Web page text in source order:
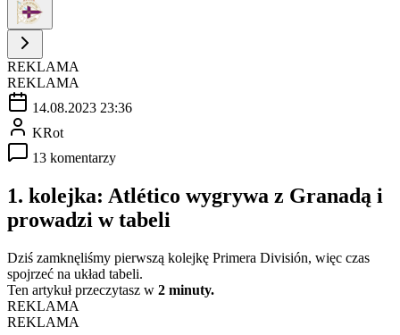
REKLAMA
REKLAMA
14.08.2023 23:36
KRot
13 komentarzy
1. kolejka: Atlético wygrywa z Granadą i
prowadzi w tabeli
Dziś zamknęliśmy pierwszą kolejkę Primera División, więc czas
spojrzeć na układ tabeli.
Ten artykuł przeczytasz w 2 minuty.
REKLAMA
REKLAMA